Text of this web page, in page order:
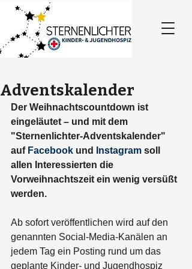
Adventskalender
Der Weihnachtscountdown ist
eingeläutet – und mit dem
"Sternenlichter-Adventskalender"
auf Facebook und Instagram soll
allen Interessierten die
Vorweihnachtszeit ein wenig versüßt
werden.
Ab sofort veröffentlichen wird auf den
genannten Social-Media-Kanälen an
jedem Tag ein Posting rund um das
geplante Kinder- und Jugendhospiz